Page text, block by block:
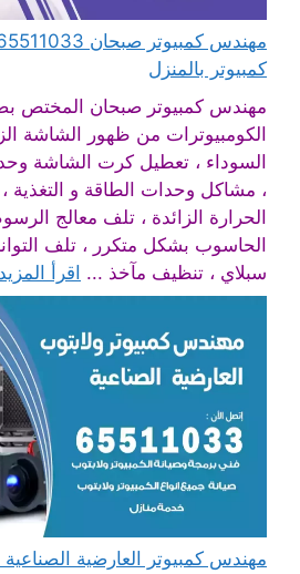
كمبيوتر بالمنزل
مهندس كمبيوتر صبحان المختص
الكومبيوترات من ظهور الشاشة
السوداء ، تعطيل كرت الشاشة
، مشاكل وحدات الطاقة و التغذية
الحرارة الزائدة ، تلف معالج
الحاسوب بشكل متكرر ، تلف
سبلاي ، تنظيف مآخذ ... اقرأ المزيد